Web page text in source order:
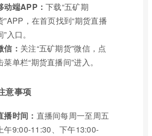
动端APP：下载“五矿期
”APP，在首页找到“期货直播
”入口。
信： 关注“五矿期货”微信，点
菜单栏“期货直播间”进入。
意事项
播时间： 直播间每周一至周五
午9:00-11:30、下午13:00-